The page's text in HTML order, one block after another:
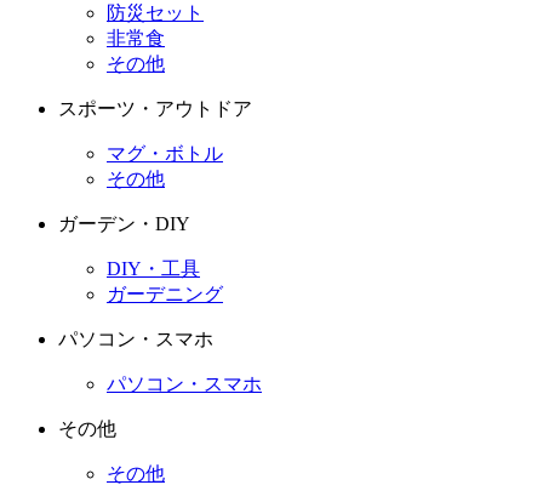
防災セット
非常食
その他
スポーツ・アウトドア
マグ・ボトル
その他
ガーデン・DIY
DIY・工具
ガーデニング
パソコン・スマホ
パソコン・スマホ
その他
その他